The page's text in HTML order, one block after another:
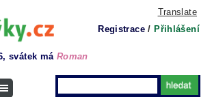
Translate
Registrace / Přihlášení
svátek má Roman